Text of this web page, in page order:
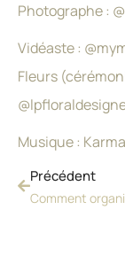
Photographe :
Vidéaste :
Fleurs
Musique : Karma
Précédent